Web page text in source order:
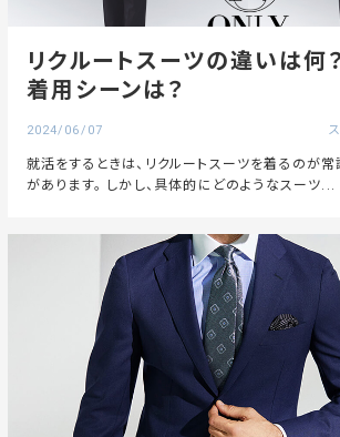
リクルートスーツの違いは何
着用シーンは？
2024/06/07
就活をするときは、リクルートスーツを着るのが
があります。 しかし、具体的にどのようなスーツ...